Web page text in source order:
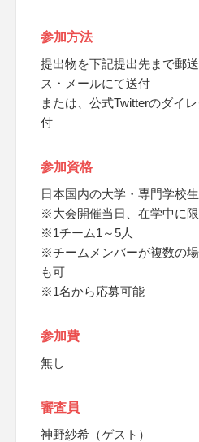
参加方法
提出物を下記提出先まで郵
ス・メールにて送付
または、公式Twitterのダイ
付
参加資格
日本国内の大学・専門学校
※大会開催当日、在学中に
※1チーム1～5人
※チームメンバーが複数の
も可
※1名から応募可能
参加費
無し
審査員
神野紗希（ゲスト）